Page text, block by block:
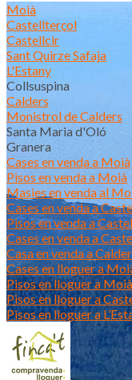
Moià
Castellterçol
Castellcir
Sant Quirze Safaja
L'Estany
Collsuspina
Calders
Monistrol de Calders
Santa Maria d'Oló
Granera
Cases en venda a Moià
Pisos en venda a Moià
Masies en venda al
Cases en venda a
Pisos en venda a
Cases en venda a
Casa en venda a
Cases en lloguer a
Pisos en lloguer a Moià
Pisos en lloguer a
Pisos en lloguer a